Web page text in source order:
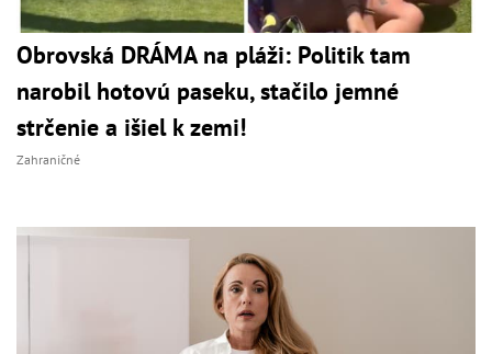
Obrovská DRÁMA na pláži: Politik tam
narobil hotovú paseku, stačilo jemné
strčenie a išiel k zemi!
Zahraničné